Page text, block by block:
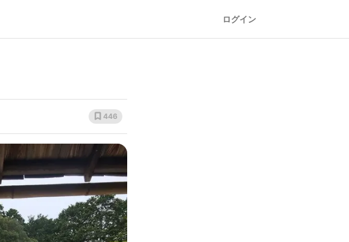
ログイン
446